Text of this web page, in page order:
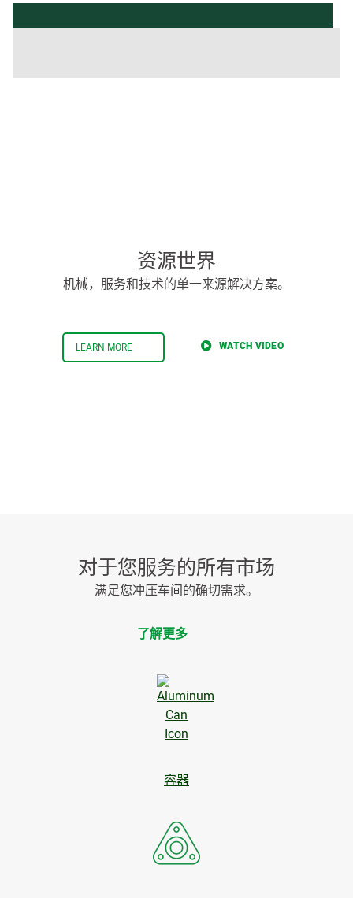
资源世界
机械，服务和技术的单一来源解决方案。
LEARN MORE WATCH VIDEO
对于您服务的所有市场
满足您冲压车间的确切需求。
了解更多
容器